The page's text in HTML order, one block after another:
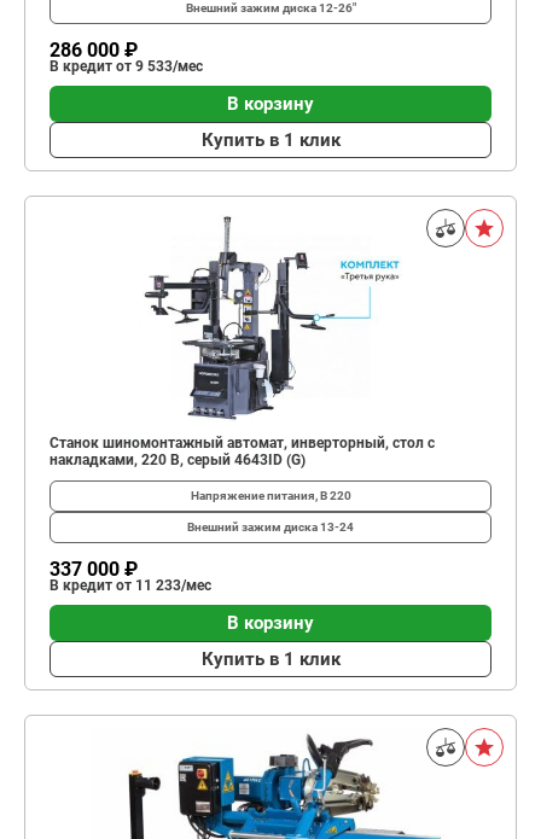
Внешний зажим диска12-26"
286 000 ₽
В кредит от 9 533/мес
В корзину
Купить в 1 клик
Станок шиномонтажный автомат, инверторный, стол с
накладками, 220 В, серый 4643ID (G)
Напряжение питания, В220
Внешний зажим диска13-24
337 000 ₽
В кредит от 11 233/мес
В корзину
Купить в 1 клик